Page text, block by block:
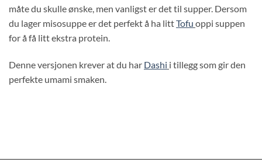
måte du skulle ønske, men vanligst er det til supper. Dersom
du lager misosuppe er det perfekt å ha littTofu oppi suppen
for å få litt ekstra protein.
Denne versjonen krever at du har Dashi i tillegg som gir den
perfekte umami smaken.